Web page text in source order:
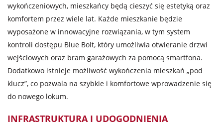
wykończeniowych, mieszkańcy będą cieszyć się estetyką oraz
komfortem przez wiele lat. Każde mieszkanie będzie
wyposażone w innowacyjne rozwiązania, w tym system
kontroli dostępu Blue Bolt, który umożliwia otwieranie drzwi
wejściowych oraz bram garażowych za pomocą smartfona.
Dodatkowo istnieje możliwość wykończenia mieszkań „pod
klucz”, co pozwala na szybkie i komfortowe wprowadzenie się
do nowego lokum.
INFRASTRUKTURA I UDOGODNIENIA